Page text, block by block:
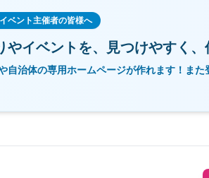
ベント主催者の皆様へ
イベントを、 見つけやすく、
自治体の専用ホームページが作れます！ま